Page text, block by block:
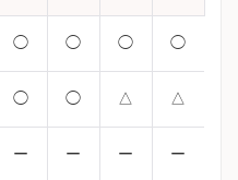
◯ ◯ ◯ ◯
◯ ◯ △ △
ー ー ー ー